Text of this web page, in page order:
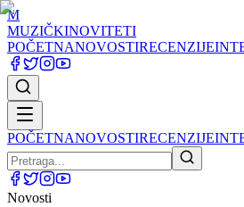
M
MUZIČKINOVITETI
POČETNANOVOSTIRECENZIJE
POČETNANOVOSTIRECENZIJE
Novosti